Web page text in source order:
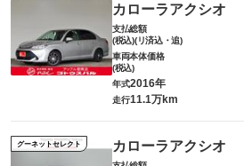
カローラアクシオ
支払総額
(税込)(リ済込・追)
車両本体価格
(税込)
年式2016年
走行11.1万km
グーネットセレクト カローラアクシオ